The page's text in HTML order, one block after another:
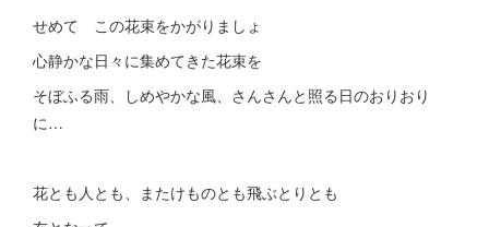
せめて この花束をかがりましょ
心静かな日々に集めてきた花束を
そぼふる雨、しめやかな風、さんさんと照る日のおりおり
に…
花とも人とも、またけものとも飛ぶとりとも